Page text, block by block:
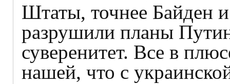
Штаты, точнее Байден
разрушили планы
суверенитет. Все в
нашей, что с